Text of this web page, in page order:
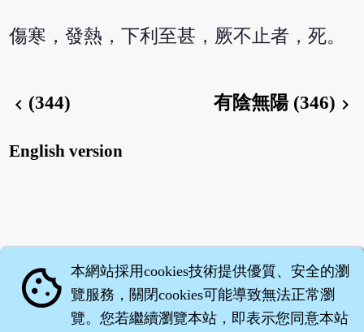
傷寒，發熱，下利至甚，厥不止者，死。
chevron_left (344) 有陰無陽 (346) chevron_right
English version
cookie 本網站採用cookies技術提供優質、安全的瀏
覽服務，關閉cookies可能導致無法正常瀏
覽。您若繼續瀏覽本站，即表示您同意本站